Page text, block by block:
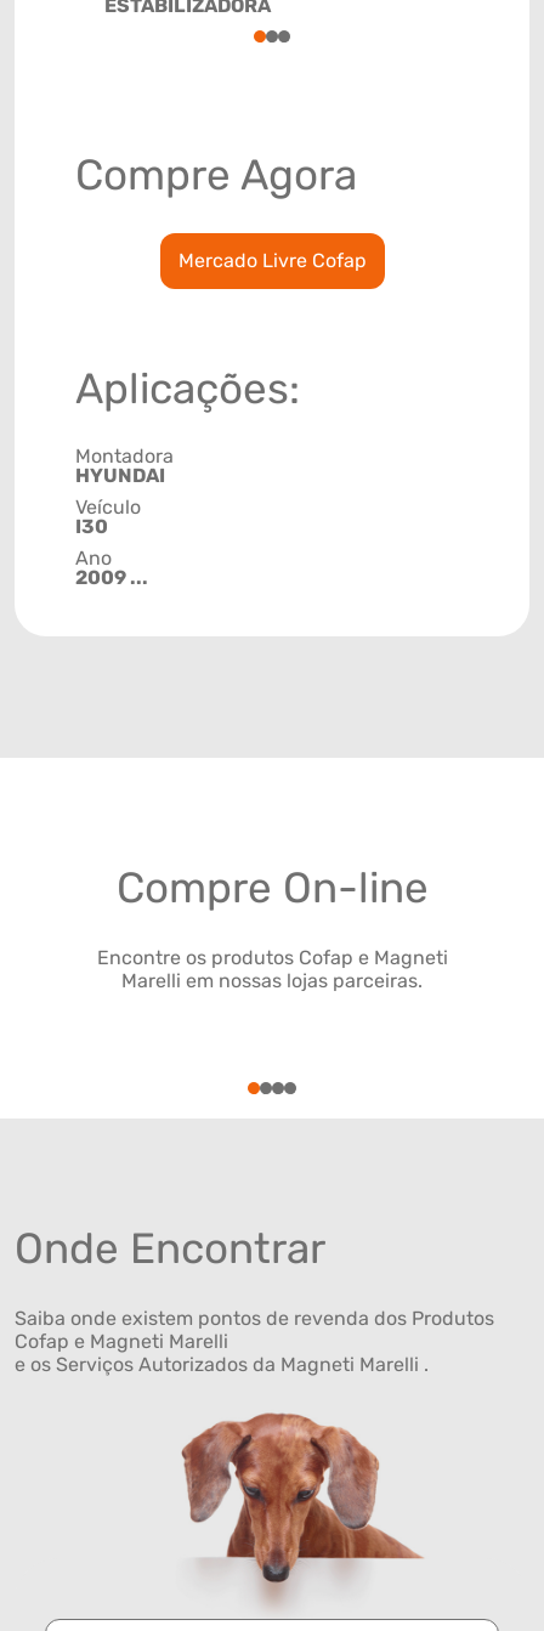
ESTABILIZADORA
123
Compre Agora
Mercado Livre Cofap
Aplicações:
Montadora
HYUNDAI
Veículo
I30
Ano
2009 ...
Compre On-line
Encontre os produtos Cofap e Magneti
Marelli em nossas lojas parceiras.
1234
Onde Encontrar
Saiba onde existem pontos de revenda dos Produtos
Cofap e Magneti Marelli
e os Serviços Autorizados da Magneti Marelli .